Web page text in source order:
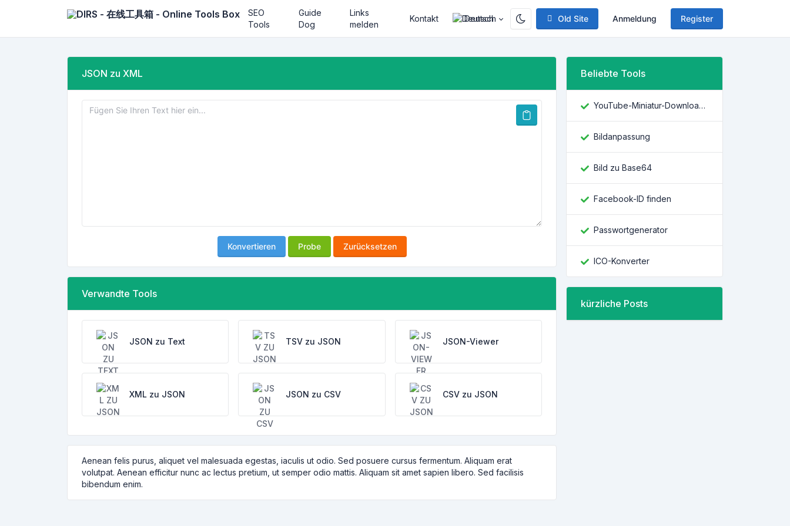
Old Site Anmeldung Register
SEO
Tools
Guide
Dog
Links
melden
Kontakt Deutsch
JSON zu XML
Konvertieren Probe Zurücksetzen
Verwandte Tools
JSON zu Text TSV zu JSON JSON-Viewer
XML zu JSON JSON zu CSV CSV zu JSON
Aenean felis purus, aliquet vel malesuada egestas, iaculis ut odio. Sed posuere cursus fermentum. Aliquam erat
volutpat. Aenean efficitur nunc ac lectus pretium, ut semper odio mattis. Aliquam sit amet sapien libero. Sed facilisis
bibendum enim.
Beliebte Tools
YouTube-Miniatur-Downloader
Bildanpassung
Bild zu Base64
Facebook-ID finden
Passwortgenerator
ICO-Konverter
kürzliche Posts